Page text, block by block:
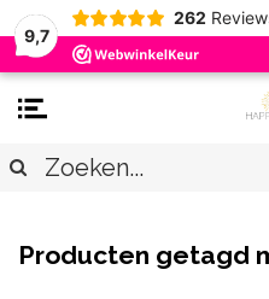
9,7
262
Producten getagd